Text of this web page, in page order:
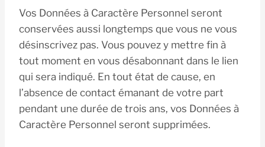
Vos Données à Caractère Personnel seront
conservées aussi longtemps que vous ne vous
désinscrivez pas. Vous pouvez y mettre fin à
tout moment en vous désabonnant dans le lien
qui sera indiqué. En tout état de cause, en
l’absence de contact émanant de votre part
pendant une durée de trois ans, vos Données à
Caractère Personnel seront supprimées.